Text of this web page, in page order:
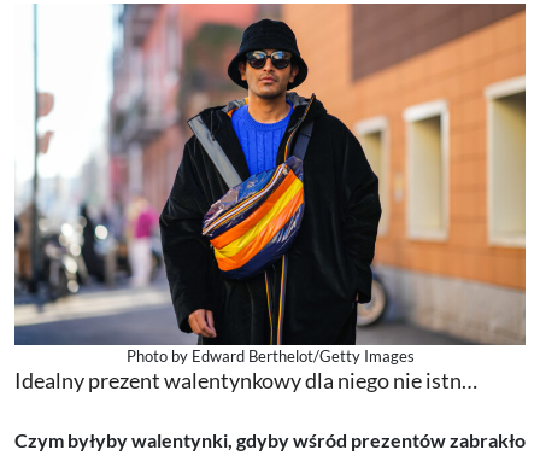
Photo by Edward Berthelot/Getty Images
Idealny prezent walentynkowy dla niego nie istn…
Czym byłyby walentynki, gdyby wśród prezentów zabrakło